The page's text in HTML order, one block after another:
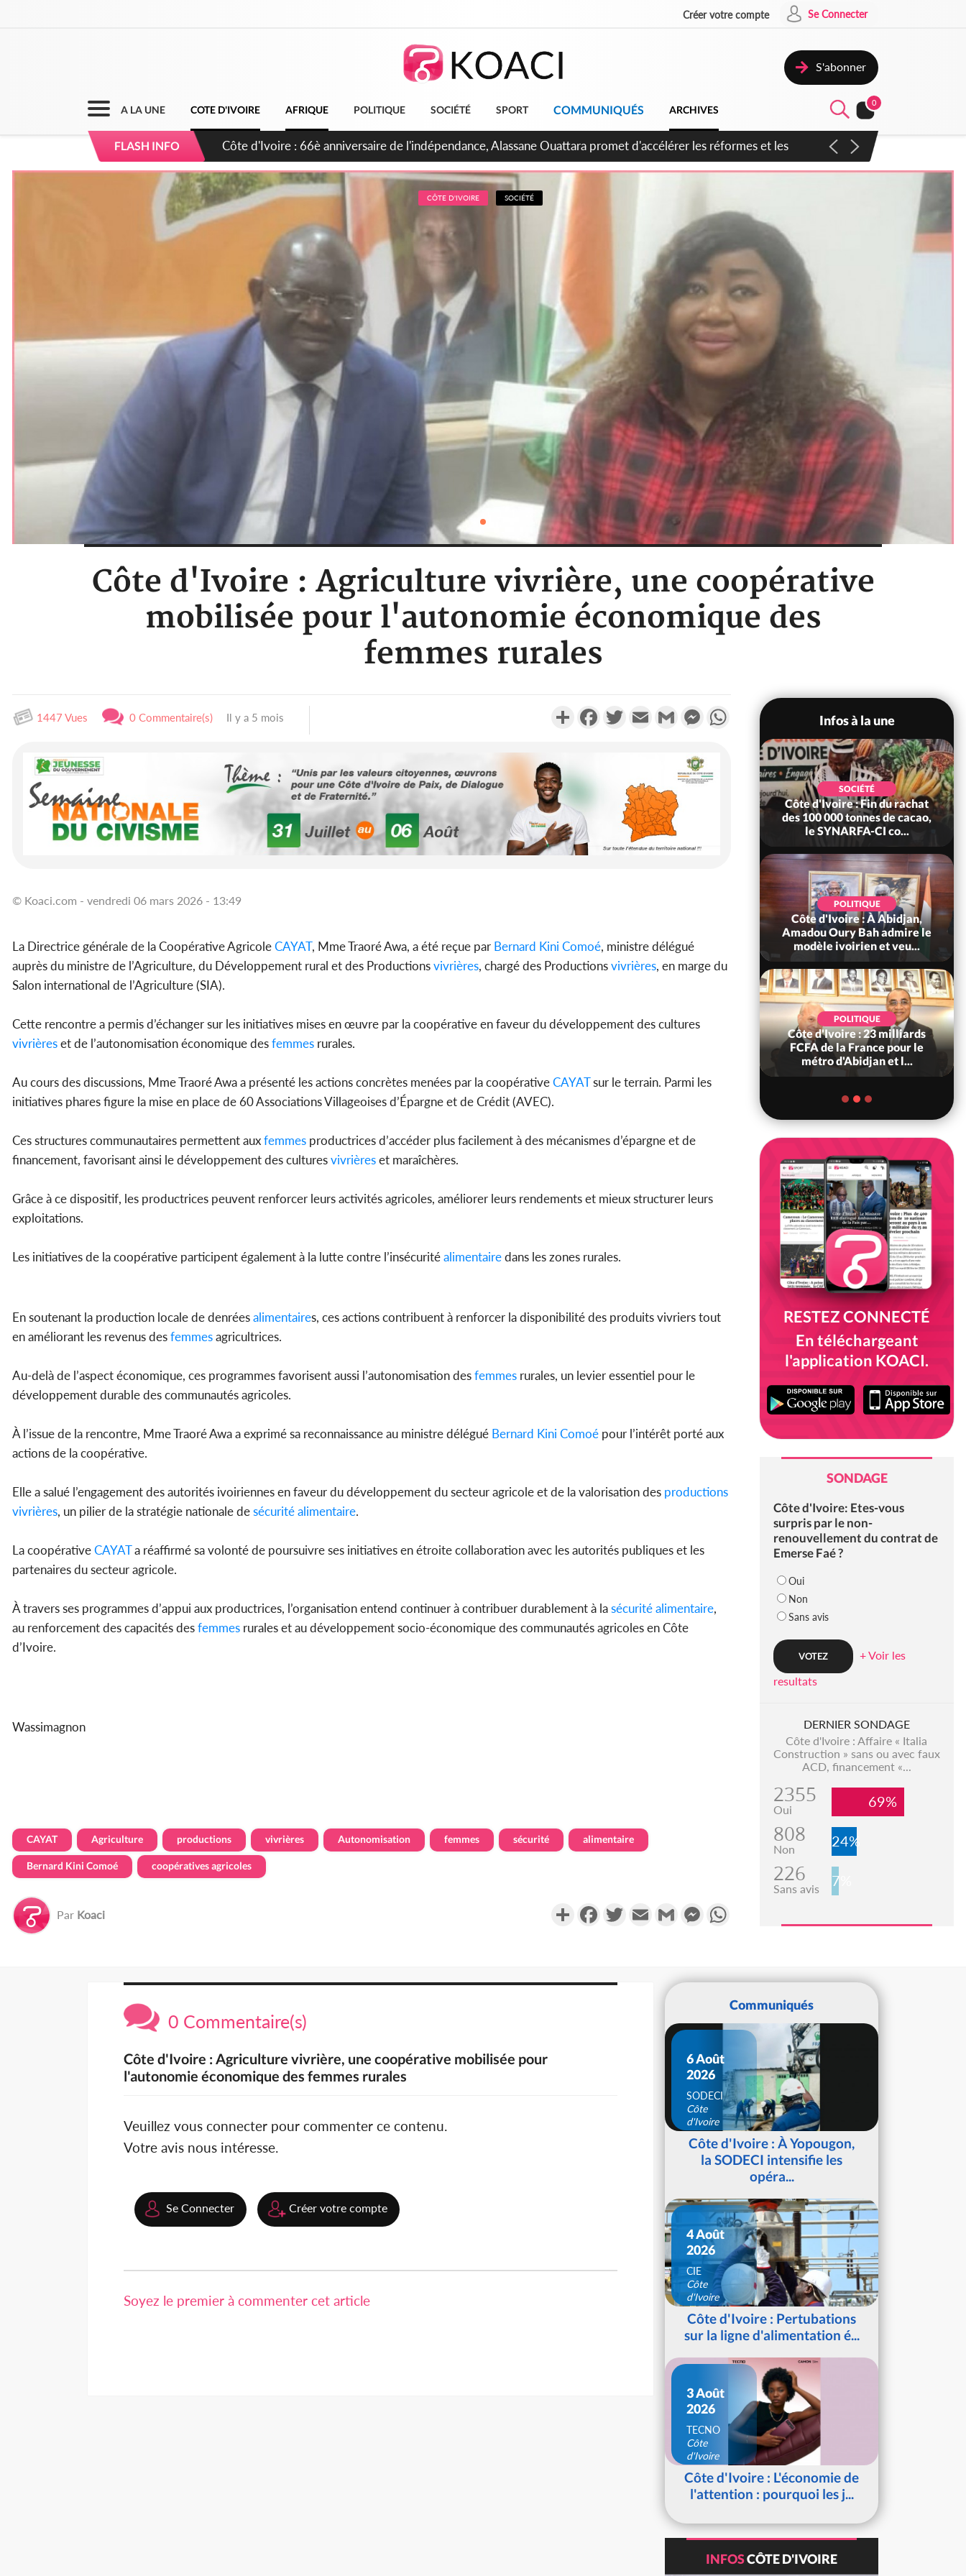
Créer votre compte Se Connecter
S'abonner
A LA UNE COTE D'IVOIRE AFRIQUE POLITIQUE SOCIÉTÉ SPORT COMMUNIQUÉS ARCHIVES
0
FLASH INFO
Côte d'Ivoire : À Abidjan, Amadou Oury Bah admire le modèle ivoirien et veut s'en inspirer pour accélérer le
développement de la Guinée
CÔTE D'IVOIRE SOCIÉTÉ
Côte d'Ivoire : Agriculture vivrière, une coopérative
mobilisée pour l'autonomie économique des
femmes rurales
1447 Vues 0 Commentaire(s) Il y a 5 mois PartagerFacebookTwitterEmail Gmail MessengerWhatsApp
© Koaci.com - vendredi 06 mars 2026 - 13:49
La Directrice générale de la Coopérative AgricoleCAYAT, Mme Traoré Awa, a été reçue par Bernard Kini Comoé, ministre délégué
auprès du ministre de l’Agriculture, du Développement rural et des Productionsvivrières, chargé des Productionsvivrières, en marge du
Salon international de l’Agriculture (SIA).
Cette rencontre a permis d’échanger sur les initiatives mises en œuvre par la coopérative en faveur du développement des cultures
vivrièreset de l’autonomisation économique desfemmes rurales.
Au cours des discussions, Mme Traoré Awa a présenté les actions concrètes menées par la coopérativeCAYATsur le terrain. Parmi les
initiatives phares figure la mise en place de 60 Associations Villageoises d’Épargne et de Crédit (AVEC).
Ces structures communautaires permettent auxfemmes productrices d’accéder plus facilement à des mécanismes d’épargne et de
financement, favorisant ainsi le développement des culturesvivrièreset maraîchères.
Grâce à ce dispositif, les productrices peuvent renforcer leurs activités agricoles, améliorer leurs rendements et mieux structurer leurs
exploitations.
Les initiatives de la coopérative participent également à la lutte contre l’insécuritéalimentairedans les zones rurales.
En soutenant la production locale de denréesalimentaires, ces actions contribuent à renforcer la disponibilité des produits vivriers tout
en améliorant les revenus desfemmesagricultrices.
Au-delà de l’aspect économique, ces programmes favorisent aussi l’autonomisation desfemmes rurales, un levier essentiel pour le
développement durable des communautés agricoles.
À l’issue de la rencontre, Mme Traoré Awa a exprimé sa reconnaissance au ministre délégué Bernard Kini Comoé pour l’intérêt porté aux
actions de la coopérative.
Elle a salué l’engagement des autorités ivoiriennes en faveur du développement du secteur agricole et de la valorisation des productions
vivrières, un pilier de la stratégie nationale desécuritéalimentaire.
La coopérativeCAYATa réaffirmé sa volonté de poursuivre ses initiatives en étroite collaboration avec les autorités publiques et les
partenaires du secteur agricole.
À travers ses programmes d’appui aux productrices, l’organisation entend continuer à contribuer durablement à lasécuritéalimentaire,
au renforcement des capacités desfemmes rurales et au développement socio-économique des communautés agricoles en Côte
d’Ivoire.
Wassimagnon
CAYAT Agriculture productions vivrières Autonomisation femmes sécurité alimentaire
Bernard Kini Comoé coopératives agricoles
Par Koaci PartagerFacebookTwitterEmail Gmail Messenger
Infos à la une
POLITIQUE
Côte d'Ivoire : Fête nationale,
Alassane Ouattara accorde
la grâce à 4 661...
Ouattara prome...
POLITIQUE
Côte d'Ivoire : Décrispation ?
SOCIÉTÉ
Côte d'Ivoire : Fin du rachat
des 100 000 tonnes de cacao,
le SYNARFA-CI co...
POLITIQUE
Côte d'Ivoire : À Abidjan,
Amadou Oury Bah admire le
modèle ivoirien et veu...
POLITIQUE
Côte d'Ivoire : 23 milliards
FCFA de la France pour le
métro d'Abidjan et l...
RESTEZ CONNECTÉ
En téléchargeant
l'application KOACI.
SONDAGE
Côte d'Ivoire: Etes-vous
surpris par le non-
renouvellement du contrat de
Emerse Faé ?
Oui
Non
Sans avis
+ Voir les
resultats
DERNIER SONDAGE
Côte d'Ivoire : Affaire « Italia
Construction » sans ou avec faux
ACD, financement «...
2355
Oui 69%
808
Non 24%
226
Sans avis 7%
0 Commentaire(s)
Côte d'Ivoire : Agriculture vivrière, une coopérative mobilisée pour
l'autonomie économique des femmes rurales
Veuillez vous connecter pour commenter ce contenu.
Votre avis nous intéresse.
Se Connecter Créer votre compte
Soyez le premier à commenter cet article
Communiqués
6 Août
2026
SODECI
Côte
d'Ivoire
Côte d'Ivoire : À Yopougon,
la SODECI intensifie les
opéra...
4 Août
2026
CIE
Côte
d'Ivoire
Côte d'Ivoire : Pertubations
sur la ligne d'alimentation é...
3 Août
2026
TECNO
Côte
d'Ivoire
Côte d'Ivoire : L'économie de
l'attention : pourquoi les j...
INFOSCÔTE D'IVOIRE